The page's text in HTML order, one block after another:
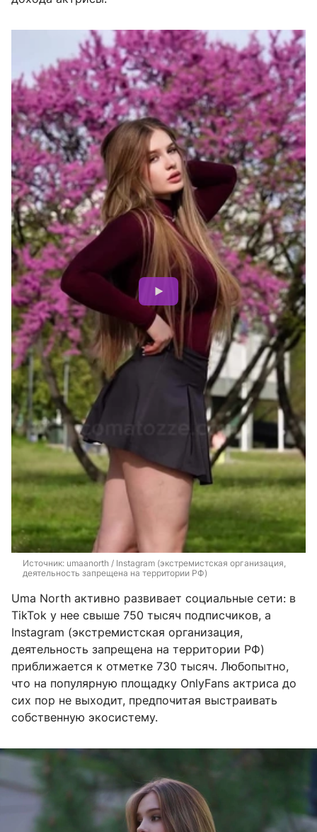
Источник: umaanorth / Instagram (экстремистская организация,
деятельность запрещена на территории РФ)
Uma North активно развивает социальные сети: в
TikTok у нее свыше 750 тысяч подписчиков, а
Instagram (экстремистская организация,
деятельность запрещена на территории РФ)
приближается к отметке 730 тысяч. Любопытно,
что на популярную площадку OnlyFans актриса до
сих пор не выходит, предпочитая выстраивать
собственную экосистему.